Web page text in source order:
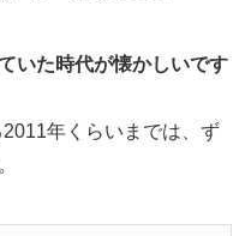
いた時代が懐かしいです
年くらいまでは、ず